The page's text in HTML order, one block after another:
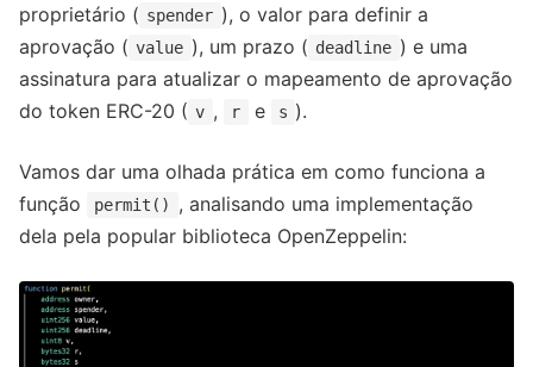
proprietário ( spender ), o valor para definir a
aprovação ( value ), um prazo ( deadline ) e uma
assinatura para atualizar o mapeamento de aprovação
do token ERC-20 ( v , r e s ).
Vamos dar uma olhada prática em como funciona a
função
permit()
, analisando uma implementação
dela pela popular biblioteca OpenZeppelin: